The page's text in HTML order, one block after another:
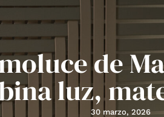
de
luz,
30 marzo, 2026